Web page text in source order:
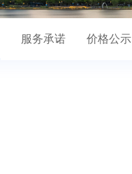
服务承诺 价格公示